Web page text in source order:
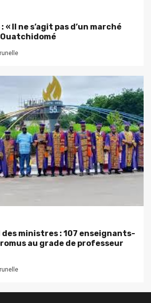
« Il ne s’agit pas d’un marché
ministres : 107 enseignants-
au grade de professeur